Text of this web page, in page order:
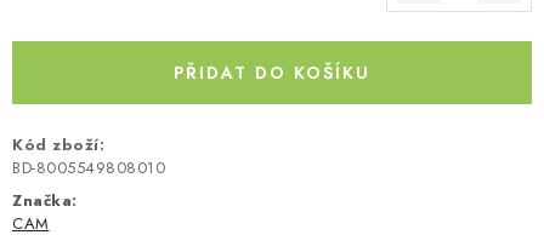
Doprava a platba
Půjčovna
Moje objednávka
Napište nám
Reklamace
Obchodní podmínky
PŘIDAT DO KOŠÍKU
Kód zboží:
BD-8005549808010
Značka:
CAM